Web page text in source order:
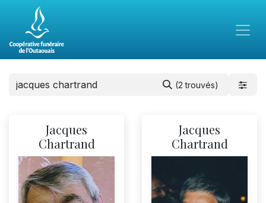
(2 trouvés)
Jacques
Chartrand
Jacques
Chartrand